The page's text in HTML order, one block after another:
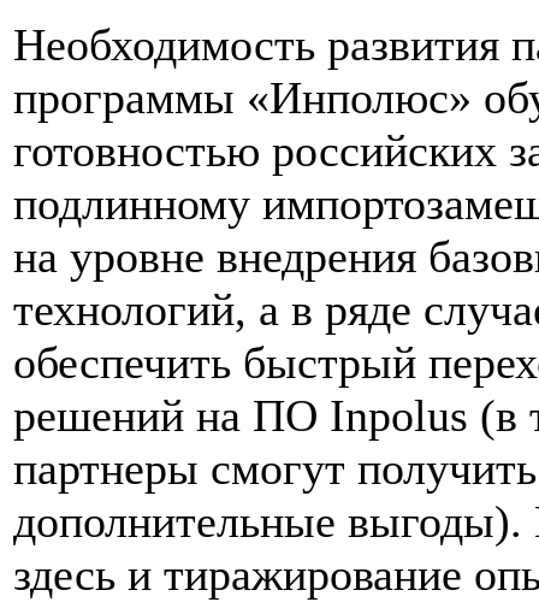
Необходимость развития
программы «Инполюс»
готовностью российских
подлинному
на уровне внедрения
технологий, а в ряде
обеспечить быстрый
решений на ПО Inpolus (в
партнеры смогут
дополнительные
здесь и тиражирование